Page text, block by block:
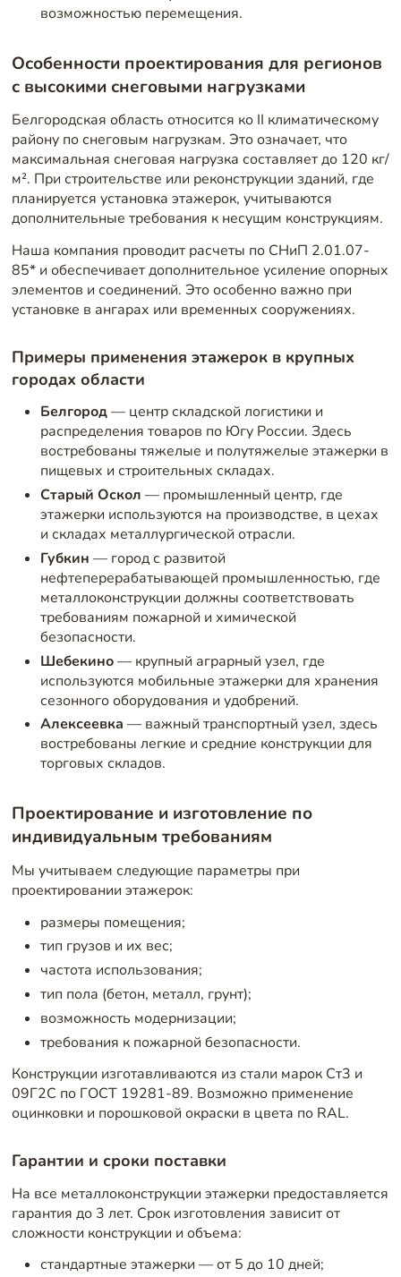
возможностью перемещения.
Особенности проектирования для регионов
с высокими снеговыми нагрузками
Белгородская область относится ко II климатическому
району по снеговым нагрузкам. Это означает, что
максимальная снеговая нагрузка составляет до 120 кг/
м². При строительстве или реконструкции зданий, где
планируется установка этажерок, учитываются
дополнительные требования к несущим конструкциям.
Наша компания проводит расчеты по СНиП 2.01.07-
85* и обеспечивает дополнительное усиление опорных
элементов и соединений. Это особенно важно при
установке в ангарах или временных сооружениях.
Примеры применения этажерок в крупных
городах области
Белгород— центр складской логистики и
распределения товаров по Югу России. Здесь
востребованы тяжелые и полутяжелые этажерки в
пищевых и строительных складах.
Старый Оскол — промышленный центр, где
этажерки используются на производстве, в цехах
и складах металлургической отрасли.
Губкин — город с развитой
нефтеперерабатывающей промышленностью, где
металлоконструкции должны соответствовать
требованиям пожарной и химической
безопасности.
Шебекино— крупный аграрный узел, где
используются мобильные этажерки для хранения
сезонного оборудования и удобрений.
Алексеевка — важный транспортный узел, здесь
востребованы легкие и средние конструкции для
торговых складов.
Проектирование и изготовление по
индивидуальным требованиям
Мы учитываем следующие параметры при
проектировании этажерок:
размеры помещения;
тип грузов и их вес;
частота использования;
тип пола (бетон, металл, грунт);
возможность модернизации;
требования к пожарной безопасности.
Конструкции изготавливаются из стали марок Ст3 и
09Г2С по ГОСТ 19281-89. Возможно применение
оцинковки и порошковой окраски в цвета по RAL.
Гарантии и сроки поставки
На все металлоконструкции этажерки предоставляется
гарантия до 3 лет. Срок изготовления зависит от
сложности конструкции и объема:
стандартные этажерки — от 5 до 10 дней;